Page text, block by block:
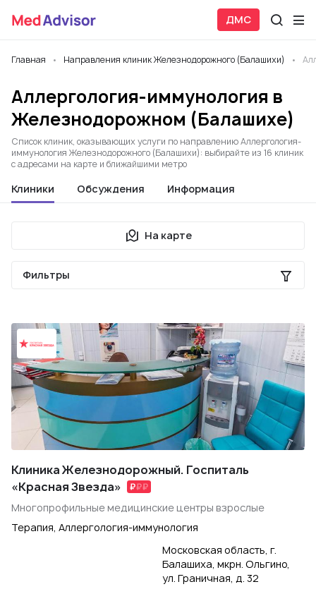
ДМС
Главная Направления клиник Железнодорожного (Балашихи)
Аллергология-иммунология в
Железнодорожном (Балашихе)
Список клиник, оказывающих услуги по направлению Аллергология-
иммунология Железнодорожного (Балашихи): выбирайте из 16 клиник
с адресами на карте и ближайшими метро
Клиники Обсуждения Информация
На карте
Фильтры
Клиника Железнодорожный. Госпиталь
«Красная Звезда»
Многопрофильные медицинские центры взрослые
Терапия, Аллергология-иммунология
Московская область, г.
Балашиха, мкрн. Ольгино,
ул. Граничная, д. 32